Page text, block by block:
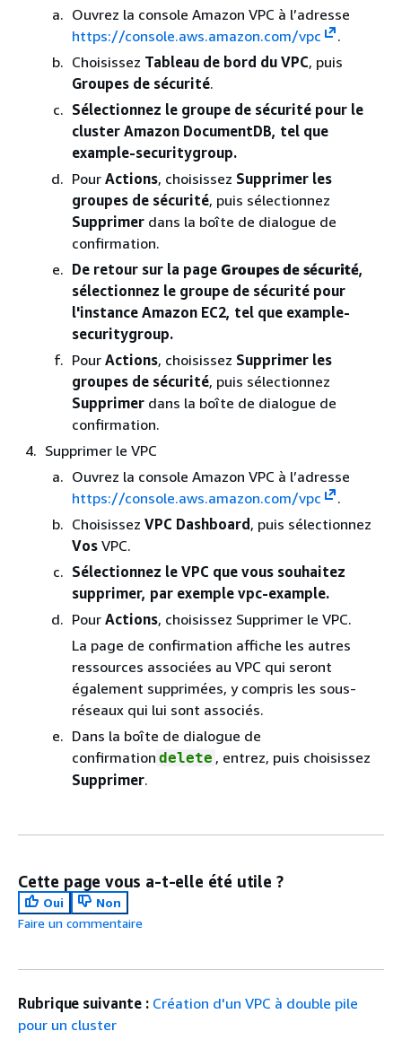
Ouvrez la console Amazon VPC à l’adresse
https://console.aws.amazon.com/vpc
.
Choisissez Tableau de bord du VPC, puis
Groupes de sécurité.
Sélectionnez le groupe de sécurité pour le
cluster Amazon DocumentDB, tel que
example-securitygroup.
Pour Actions, choisissez Supprimer les
groupes de sécurité, puis sélectionnez
Supprimer dans la boîte de dialogue de
confirmation.
De retour sur la page Groupes de sécurité,
sélectionnez le groupe de sécurité pour
l'instance Amazon EC2, tel que example-
securitygroup.
Pour Actions, choisissez Supprimer les
groupes de sécurité, puis sélectionnez
Supprimer dans la boîte de dialogue de
confirmation.
Supprimer le VPC
Ouvrez la console Amazon VPC à l’adresse
https://console.aws.amazon.com/vpc
.
Choisissez VPC Dashboard, puis sélectionnez
Vos VPC.
Sélectionnez le VPC que vous souhaitez
supprimer, par exemple vpc-example.
Pour Actions, choisissez Supprimer le VPC.
La page de confirmation affiche les autres
ressources associées au VPC qui seront
également supprimées, y compris les sous-
réseaux qui lui sont associés.
Dans la boîte de dialogue de
confirmation delete , entrez, puis choisissez
Supprimer.
Cette page vous a-t-elle été utile ?
Oui
Non
Faire un commentaire
Rubrique suivante : Création d'un VPC à double pile
pour un cluster